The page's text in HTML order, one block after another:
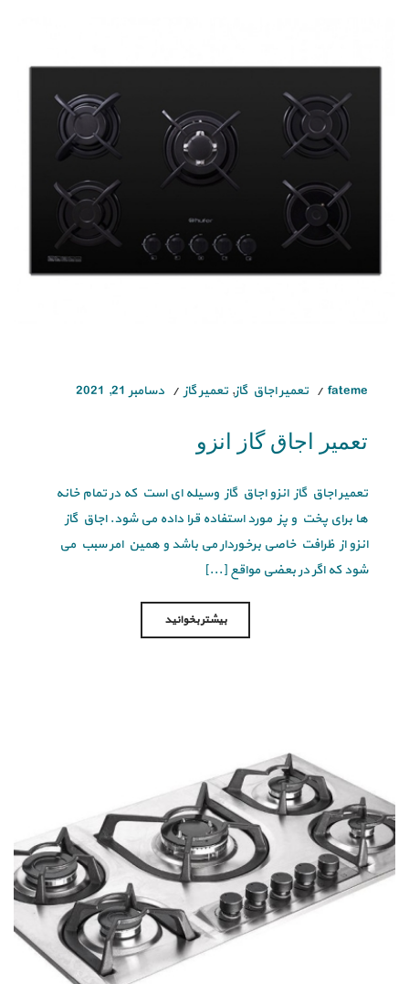
fateme تعمیر اجاق گاز, تعمیر گاز دسامبر 21, 2021
تعمیر اجاق گاز انزو
تعمیر اجاق گاز انزو اجاق گاز وسیله ای است که در تمام خانه
ها برای پخت و پز مورد استفاده قرا داده می شود. اجاق گاز
انزو از ظرافت خاصی برخوردار می باشد و همین امر سبب می
شود که اگر در بعضی مواقع [...]
بیشتر بخوانید